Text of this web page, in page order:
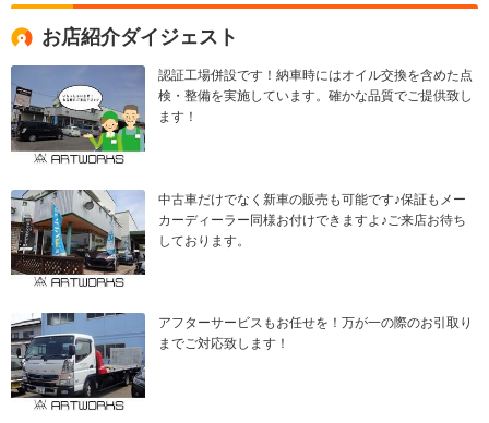
お店紹介ダイジェスト
認証工場併設です！納車時にはオイル交換を含めた点
検・整備を実施しています。確かな品質でご提供致し
ます！
中古車だけでなく新車の販売も可能です♪保証もメー
カーディーラー同様お付けできますよ♪ご来店お待ち
しております。
アフターサービスもお任せを！万が一の際のお引取り
までご対応致します！